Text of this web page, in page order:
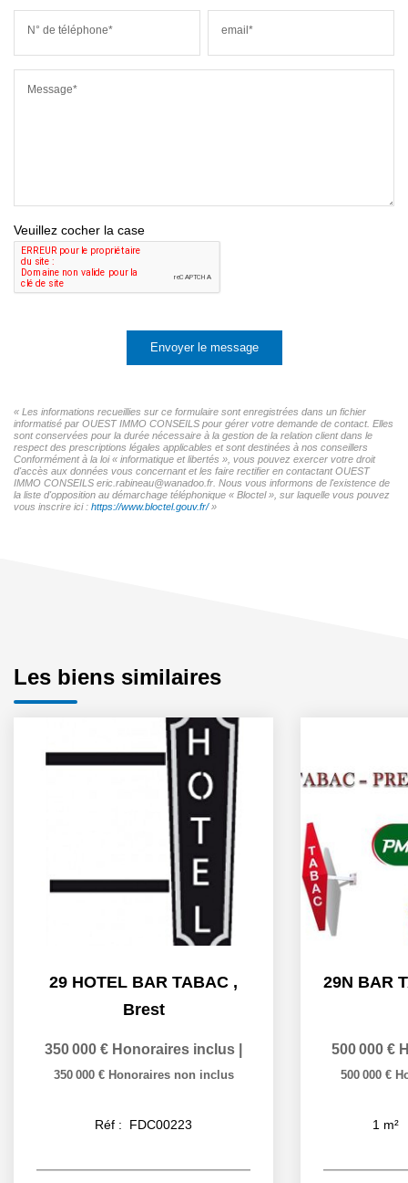
N° de téléphone* email*
Message*
Veuillez cocher la case
Envoyer le message
« Les informations recueillies sur ce formulaire sont enregistrées dans un fichier
informatisé par OUEST IMMO CONSEILS pour gérer votre demande de contact. Elles
sont conservées pour la durée nécessaire à la gestion de la relation client dans le
respect des prescriptions légales applicables et sont destinées à nos conseillers
Conformément à la loi « informatique et libertés », vous pouvez exercer votre droit
d'accès aux données vous concernant et les faire rectifier en contactant OUEST
IMMO CONSEILS eric.rabineau@wanadoo.fr. Nous vous informons de l'existence de
la liste d'opposition au démarchage téléphonique « Bloctel », sur laquelle vous pouvez
vous inscrire ici : https://www.bloctel.gouv.fr/»
Les biens similaires
29 HOTEL BAR TABAC ,
Brest
350 000 € Honoraires inclus
350 000 € Honoraires non inclus
Réf : FDC00223
500 000 €
500 000 €
1 m²